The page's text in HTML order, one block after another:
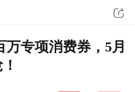
万专项消费券，5月